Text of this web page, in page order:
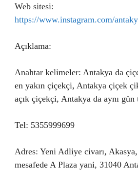
Web sitesi:
https://www.instagram.com/
Açıklama:
Anahtar kelimeler: Antakya da
en yakın çiçekçi, Antakya çiçek
açık çiçekçi, Antakya da aynı gün
Tel: 5355999699
Adres: Yeni Adliye civarı,
mesafede A Plaza yani, 31040